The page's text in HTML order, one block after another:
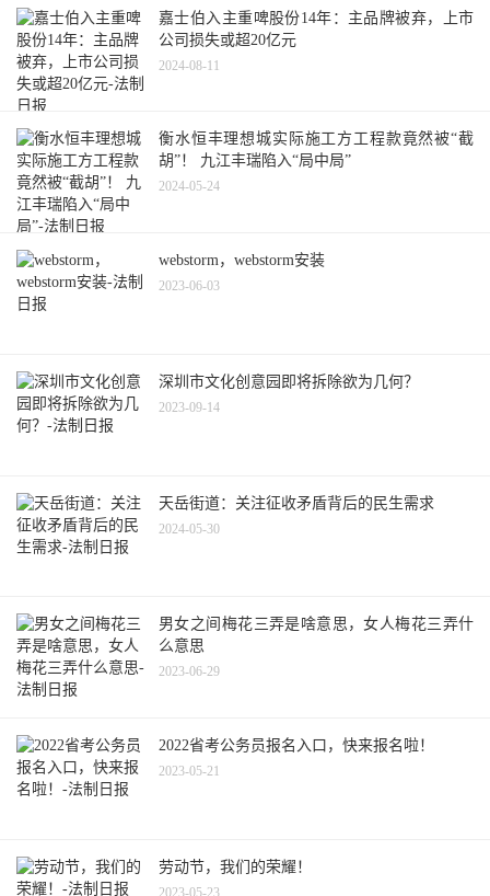
嘉士伯入主重啤股份14年：主品牌被弃，上市
公司损失或超20亿元
2024-08-11
衡水恒丰理想城实际施工方工程款竟然被“截
胡”！ 九江丰瑞陷入“局中局”
2024-05-24
webstorm，webstorm安装
2023-06-03
深圳市文化创意园即将拆除欲为几何？
2023-09-14
天岳街道：关注征收矛盾背后的民生需求
2024-05-30
男女之间梅花三弄是啥意思，女人梅花三弄什
么意思
2023-06-29
2022省考公务员报名入口，快来报名啦！
2023-05-21
劳动节，我们的荣耀！
2023-05-23